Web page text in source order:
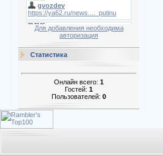
Для добавления необходима
авторизация
Статистика
Онлайн всего: 1
Гостей: 1
Пользователей: 0